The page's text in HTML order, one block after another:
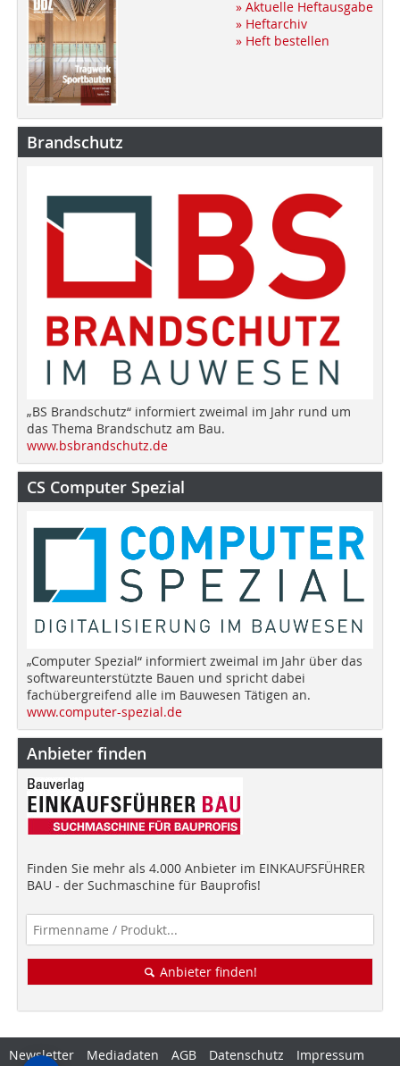
» Aktuelle Heftausgabe
» Heftarchiv
» Heft bestellen
Brandschutz
„BS Brandschutz“ informiert zweimal im Jahr rund um
das Thema Brandschutz am Bau.
www.bsbrandschutz.de
CS Computer Spezial
„Computer Spezial“ informiert zweimal im Jahr über das
softwareunterstützte Bauen und spricht dabei
fachübergreifend alle im Bauwesen Tätigen an.
www.computer-spezial.de
Anbieter finden
Finden Sie mehr als 4.000 Anbieter im EINKAUFSFÜHRER
BAU - der Suchmaschine für Bauprofis!
Anbieter finden!
Newsletter Mediadaten AGB Datenschutz
Impressum